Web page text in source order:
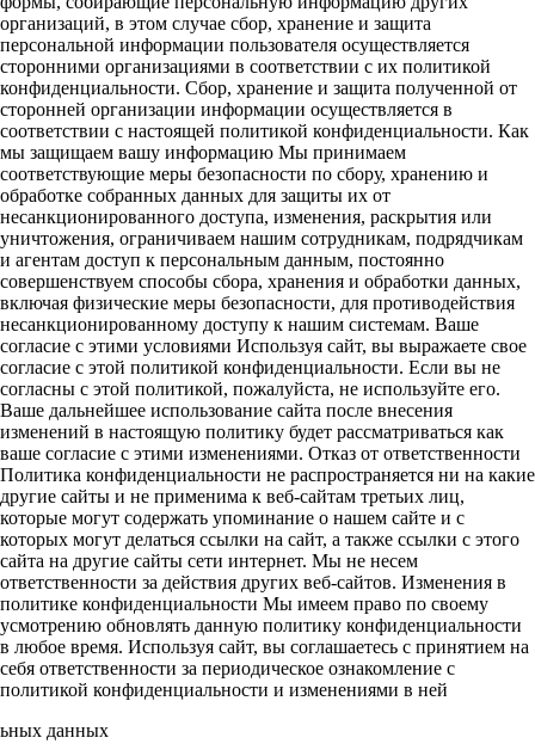
организаций, в этом случае сбор, хранение и защита
персональной информации пользователя осуществляется
сторонними организациями в соответствии с их политикой
конфиденциальности. Сбор, хранение и защита полученной от
сторонней организации информации осуществляется в
соответствии с настоящей политикой конфиденциальности. Как
мы защищаем вашу информацию Мы принимаем
соответствующие меры безопасности по сбору, хранению и
обработке собранных данных для защиты их от
несанкционированного доступа, изменения, раскрытия или
уничтожения, ограничиваем нашим сотрудникам, подрядчикам
и агентам доступ к персональным данным, постоянно
совершенствуем способы сбора, хранения и обработки данных,
включая физические меры безопасности, для противодействия
несанкционированному доступу к нашим системам. Ваше
согласие с этими условиями Используя сайт, вы выражаете свое
согласие с этой политикой конфиденциальности. Если вы не
согласны с этой политикой, пожалуйста, не используйте его.
Ваше дальнейшее использование сайта после внесения
изменений в настоящую политику будет рассматриваться как
ваше согласие с этими изменениями. Отказ от ответственности
Политика конфиденциальности не распространяется ни на какие
другие сайты и не применима к веб-сайтам третьих лиц,
которые могут содержать упоминание о нашем сайте и с
которых могут делаться ссылки на сайт, а также ссылки с этого
сайта на другие сайты сети интернет. Мы не несем
ответственности за действия других веб-сайтов. Изменения в
политике конфиденциальности Мы имеем право по своему
усмотрению обновлять данную политику конфиденциальности
в любое время. Используя сайт, вы соглашаетесь с принятием на
себя ответственности за периодическое ознакомление с
политикой конфиденциальности и изменениями в ней
данных